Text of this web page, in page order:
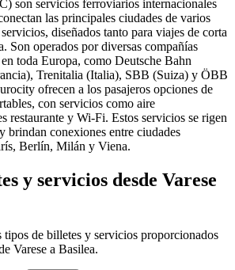
son servicios ferroviarios internacionales
las principales ciudades de varios
diseñados tanto para viajes de corta
Son operados por diversas compañías
toda Europa, como Deutsche Bahn
Trenitalia (Italia), SBB (Suiza) y ÖBB
ofrecen a los pasajeros opciones de
con servicios como aire
restaurante y Wi-Fi. Estos servicios se rigen
brindan conexiones entre ciudades
Berlín, Milán y Viena.
y servicios desde Varese
tipos de billetes y servicios proporcionados
Varese a Basilea.